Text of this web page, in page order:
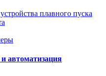
плавного пуска
автоматизация